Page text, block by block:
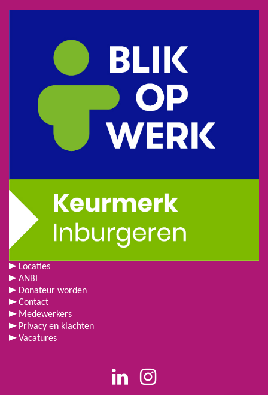
Locaties
ANBI
Donateur worden
Contact
Medewerkers
Privacy en klachten
Vacatures